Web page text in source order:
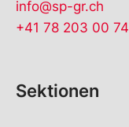
info@sp-gr.ch
+41 78 203 00 74
Sektionen